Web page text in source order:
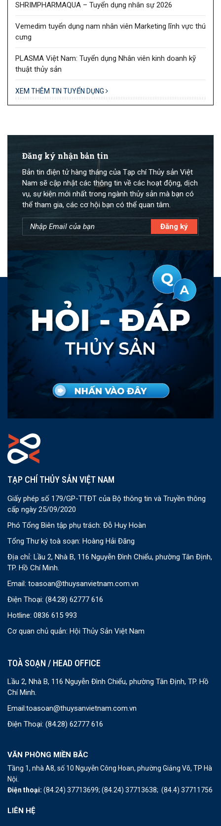
SHRIMPHARMAQUA – Tuyển dụng nhân sự 2026
Vemedim tuyển dụng nam nhân viên Marketing lĩnh vực thú
cưng
PLASMA Việt Nam: Tuyển dụng Nhân viên kinh doanh kỹ
thuật thủy sản
XEM THÊM TIN TUYỂN DỤNG
Đăng ký nhận bản tin
Bản tin điện tử hàng tháng của Tạp chí Thủy sản Việt
Nam sẽ cập nhật các thông tin về các hoạt động, dịch
vụ, sự kiện mới nhất trong ngành thủy sản mà bạn có
thể tham gia, các cơ hội bạn có thể quan tâm.
TẠP CHÍ THỦY SẢN VIỆT NAM
Giấy phép số 179/GP-TTĐT của Bộ thông tin và Truyền thông
cấp ngày 25/09/2020
Phó Tổng Biên tập phụ trách: Đỗ Huy Hoàn
Tổng Thư ký toà soạn: Hoàng Hải Đăng
Địa chỉ: Lầu 2, Nhà B, 116 Nguyễn Đình Chiểu, phường Tân Định,
TP. Hồ Chí Minh.
Email: toasoan@thuysanvietnam.com.vn
Điện Thoại: (84.28) 62777 616
Hotline: 0836 615 993
Cơ quan chủ quản: Hội Thủy Sản Việt Nam
TOÀ SOẠN / HEAD OFFICE
Lầu 2, Nhà B, 116 Nguyễn Đình Chiểu, phường Tân Định, TP. Hồ
Chí Minh.
Email:toasoan@thuysanvietnam.com.vn
Điện Thoại: (84.28) 62777 616
VĂN PHÒNG MIỀN BẮC
Tầng 1, nhà A8, số 10 Nguyễn Công Hoan, phường Giảng Võ, TP Hà
Nội.
Điện thoại: (84.24) 37713699; (84.24) 37713638; (84.4) 37711756
LIÊN HỆ